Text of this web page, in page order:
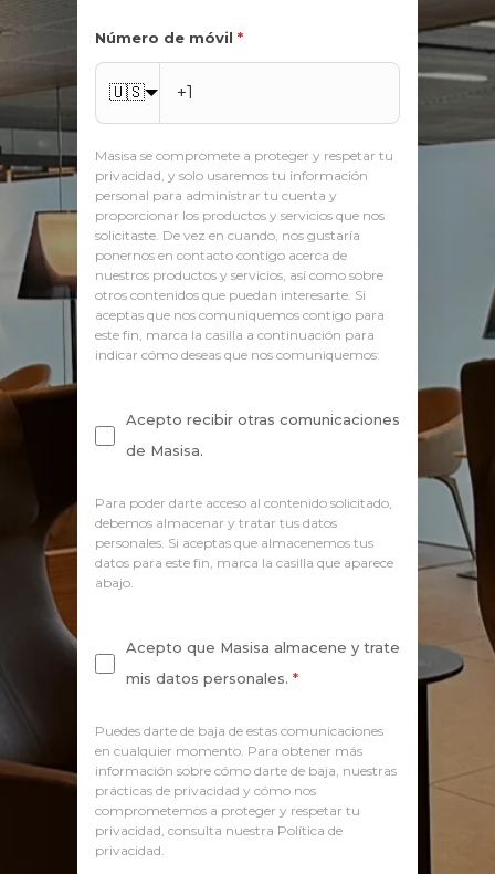
Número de móvil *
🇺🇸
Masisa se compromete a proteger y respetar tu
privacidad, y solo usaremos tu información
personal para administrar tu cuenta y
proporcionar los productos y servicios que nos
solicitaste. De vez en cuando, nos gustaría
ponernos en contacto contigo acerca de
nuestros productos y servicios, así como sobre
otros contenidos que puedan interesarte. Si
aceptas que nos comuniquemos contigo para
este fin, marca la casilla a continuación para
indicar cómo deseas que nos comuniquemos:
Acepto recibir otras comunicaciones
de Masisa.
Para poder darte acceso al contenido solicitado,
debemos almacenar y tratar tus datos
personales. Si aceptas que almacenemos tus
datos para este fin, marca la casilla que aparece
abajo.
Acepto que Masisa almacene y trate
mis datos personales. *
Puedes darte de baja de estas comunicaciones
en cualquier momento. Para obtener más
información sobre cómo darte de baja, nuestras
prácticas de privacidad y cómo nos
comprometemos a proteger y respetar tu
privacidad, consulta nuestra Política de
privacidad.